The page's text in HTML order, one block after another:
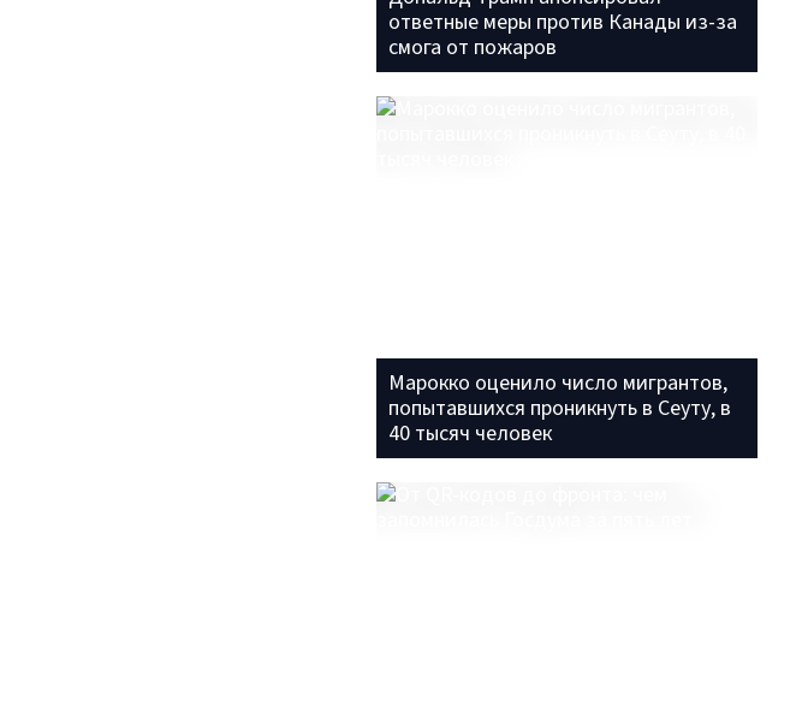
ответные меры против Канады из-за
смога от пожаров
Марокко оценило число мигрантов,
попытавшихся проникнуть в Сеуту, в
40 тысяч человек